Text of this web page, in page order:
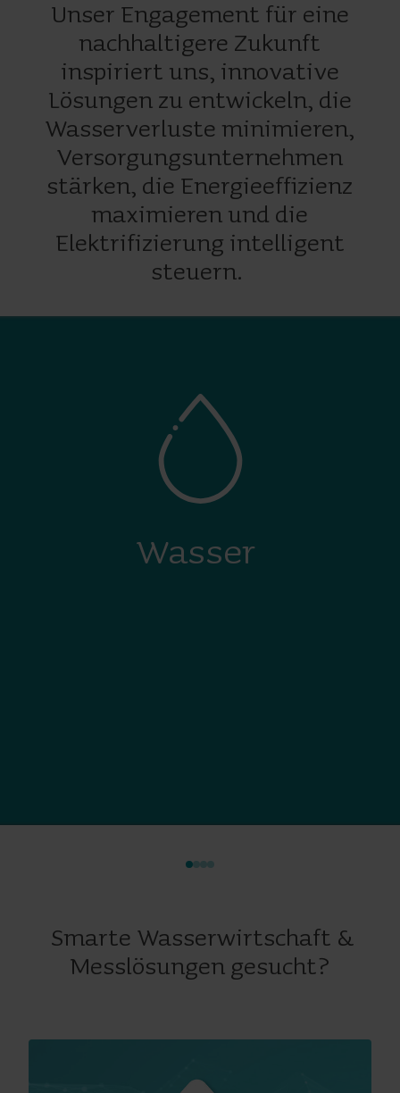
Unser Engagement für eine
nachhaltigere Zukunft
inspiriert uns, innovative
Lösungen zu entwickeln, die
Wasserverluste minimieren,
Versorgungsunternehmen
stärken, die Energieeffizienz
maximieren und die
Elektrifizierung intelligent
steuern.
Wasser
Smarte Wasserwirtschaft &
Messlösungen gesucht?